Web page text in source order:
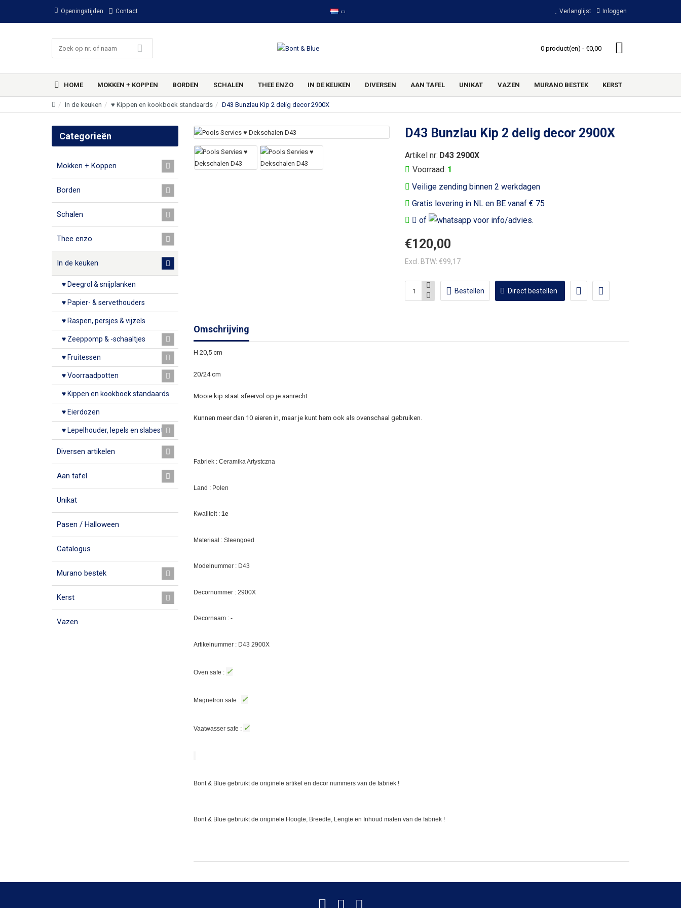
Openingstijden Contact Verlanglijst Inloggen
0 product(en) - €0,00
HOME MOKKEN + KOPPEN BORDEN SCHALEN THEE ENZO IN DE KEUKEN DIVERSEN AAN TAFEL UNIKAT VAZEN MURANO BESTEK KERST
In de keuken ♥ Kippen en kookboek standaards D43 Bunzlau Kip 2 delig decor 2900X
Categorieën
Mokken + Koppen
Borden
Schalen
Thee enzo
In de keuken
♥ Deegrol & snijplanken
♥ Papier- & servethouders
♥ Raspen, persjes & vijzels
♥ Zeeppomp & -schaaltjes
♥ Fruitessen
♥ Voorraadpotten
♥ Kippen en kookboek standaards
♥ Eierdozen
♥ Lepelhouder, lepels en slabestek
Diversen artikelen
Aan tafel
Unikat
Pasen / Halloween
Catalogus
Murano bestek
Kerst
Vazen
D43 Bunzlau Kip 2 delig decor 2900X
Veilige zending binnen 2 werkdagen
Gratis levering in NL en BE vanaf € 75
of
voor info/advies.
Voorraad: 1
Artikel nr: D43 2900X
€120,00
Excl. BTW: €99,17
Bestellen Direct bestellen
Omschrijving
H 20,5 cm
20/24 cm
Mooie kip staat sfeervol op je aanrecht.
Kunnen meer dan 10 eieren in, maar je kunt hem ook als ovenschaal gebruiken.
Fabriek : Ceramika Artystczna
Land : Polen
Kwaliteit : 1e
Materiaal : Steengoed
Modelnummer : D43
Decornummer : 2900X
Decornaam : -
Artikelnummer : D43 2900X
Oven safe : ✓
Magnetron safe : ✓
Vaatwasser safe : ✓
Bont & Blue gebruikt de originele artikel en decor nummers van de fabriek !
Bont & Blue gebruikt de originele Hoogte, Breedte, Lengte en Inhoud maten van de fabriek !